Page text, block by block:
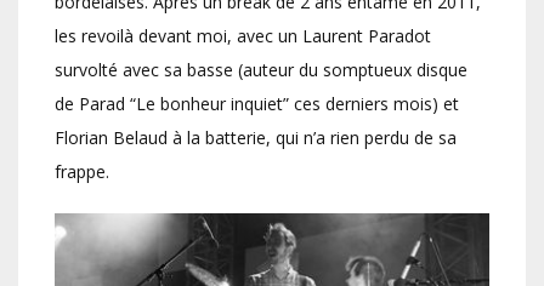
les revoilà devant moi, avec un Laurent Paradot
survolté avec sa basse (auteur du somptueux disque
de Parad “Le bonheur inquiet” ces derniers mois) et
Florian Belaud à la batterie, qui n’a rien perdu de sa
frappe.